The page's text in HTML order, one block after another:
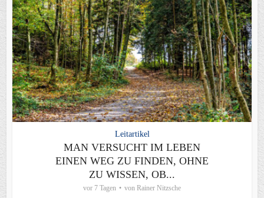
Leitartikel
MAN VERSUCHT IM LEBEN
EINEN WEG ZU FINDEN, OHNE
ZU WISSEN, OB...
vor 7 Tagen von Rainer Nitzsche